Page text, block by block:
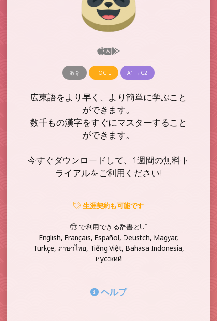
教育 TOCFL A1 → C2
広東語をより早く、より簡単に学ぶこと
ができます。
数千もの漢字をすぐにマスターすること
ができます。
今すぐダウンロードして、1週間の無料ト
ライアルをご利用ください!
生涯契約も可能です
で利用できる辞書とUI
English, Français, Español, Deustch, Magyar,
Türkçe, ภาษาไทย, Tiếng Việt, Bahasa Indonesia,
Русский
ヘルプ